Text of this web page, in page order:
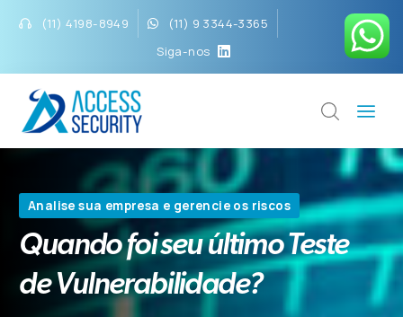
(11) 4198-8949
(11) 9 3344-3365
Siga-nos
Analise sua empresa e gerencie os riscos
Quando foi seu último Teste
de Vulnerabilidade?